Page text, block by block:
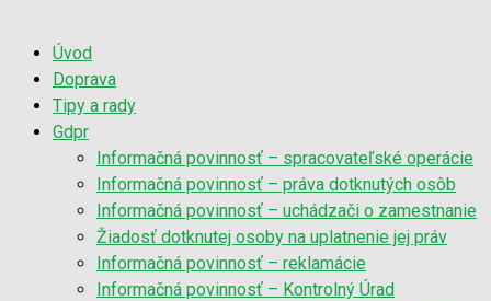
Úvod
Doprava
Tipy a rady
Gdpr
Informačná povinnosť – spracovateľské operácie
Informačná povinnosť – práva dotknutých osôb
Informačná povinnosť – uchádzači o zamestnanie
Žiadosť dotknutej osoby na uplatnenie jej práv
Informačná povinnosť – reklamácie
Informačná povinnosť – Kontrolný Úrad